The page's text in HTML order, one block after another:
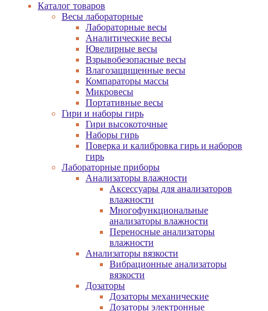
Каталог товаров
Весы лабораторные
Лабораторные весы
Аналитические весы
Ювелирные весы
Взрывобезопасные весы
Влагозащищенные весы
Компараторы массы
Микровесы
Портативные весы
Гири и наборы гирь
Гири высокоточные
Наборы гирь
Поверка и калибровка гирь и наборов
гирь
Лабораторные приборы
Анализаторы влажности
Аксессуары для анализаторов
влажности
Многофункциональные
анализаторы влажности
Переносные анализаторы
влажности
Анализаторы вязкости
Вибрационные анализаторы
вязкости
Дозаторы
Дозаторы механические
Дозаторы электронные